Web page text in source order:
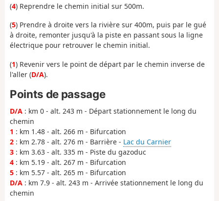
(4) Reprendre le chemin initial sur 500m.
(5) Prendre à droite vers la rivière sur 400m, puis par le gué
à droite, remonter jusqu'à la piste en passant sous la ligne
électrique pour retrouver le chemin initial.
(1) Revenir vers le point de départ par le chemin inverse de
l'aller (D/A).
Points de passage
D/A : km 0 - alt. 243 m - Départ stationnement le long du
chemin
1 : km 1.48 - alt. 266 m - Bifurcation
2 : km 2.78 - alt. 276 m - Barrière - Lac du Carnier
3 : km 3.63 - alt. 335 m - Piste du gazoduc
4 : km 5.19 - alt. 267 m - Bifurcation
5 : km 5.57 - alt. 265 m - Bifurcation
D/A : km 7.9 - alt. 243 m - Arrivée stationnement le long du
chemin